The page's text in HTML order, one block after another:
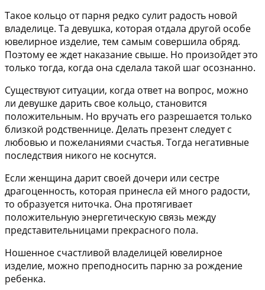
Такое кольцо от парня редко сулит радость новой
владелице. Та девушка, которая отдала другой особе
ювелирное изделие, тем самым совершила обряд.
Поэтому ее ждет наказание свыше. Но произойдет это
только тогда, когда она сделала такой шаг осознанно.
Существуют ситуации, когда ответ на вопрос, можно
ли девушке дарить свое кольцо, становится
положительным. Но вручать его разрешается только
близкой родственнице. Делать презент следует с
любовью и пожеланиями счастья. Тогда негативные
последствия никого не коснутся.
Если женщина дарит своей дочери или сестре
драгоценность, которая принесла ей много радости,
то образуется ниточка. Она протягивает
положительную энергетическую связь между
представительницами прекрасного пола.
Ношенное счастливой владелицей ювелирное
изделие, можно преподносить парню за рождение
ребенка.